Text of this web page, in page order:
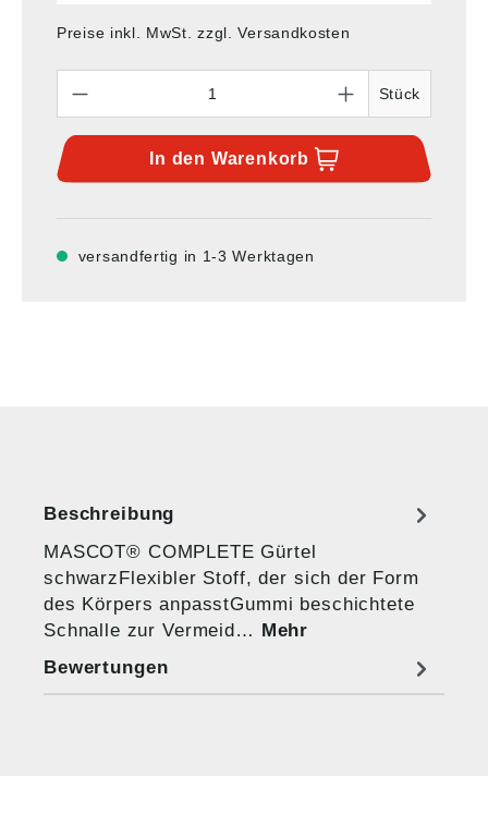
Preise inkl. MwSt. zzgl. Versandkosten
Stück
In den Warenkorb
versandfertig in 1-3 Werktagen
Beschreibung
MASCOT® COMPLETE Gürtel
schwarzFlexibler Stoff, der sich der Form
des Körpers anpasstGummi beschichtete
Schnalle zur Vermeid… Mehr
Bewertungen